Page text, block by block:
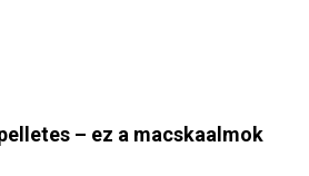
– ez a macskaalmok